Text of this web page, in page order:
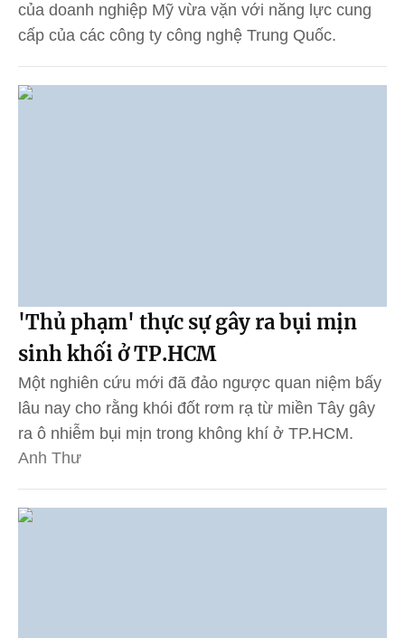
của doanh nghiệp Mỹ vừa vặn với năng lực cung
cấp của các công ty công nghệ Trung Quốc.
'Thủ phạm' thực sự gây ra bụi mịn
sinh khối ở TP.HCM
Một nghiên cứu mới đã đảo ngược quan niệm bấy
lâu nay cho rằng khói đốt rơm rạ từ miền Tây gây
ra ô nhiễm bụi mịn trong không khí ở TP.HCM.
Anh Thư